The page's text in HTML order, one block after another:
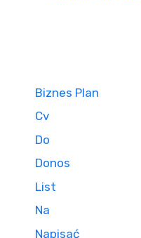
Biznes Plan
Cv
Do
Donos
List
Na
Napisać